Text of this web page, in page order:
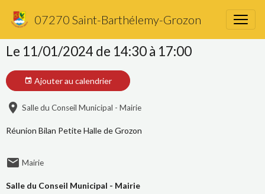
07270 Saint-Barthélemy-Grozon
Réunion Bilan Petite Halle
Le 11/01/2024 de 14:30à 17:00
Ajouter au calendrier
Salle du Conseil Municipal - Mairie
Réunion Bilan Petite Halle de Grozon
Mairie
Salle du Conseil Municipal - Mairie